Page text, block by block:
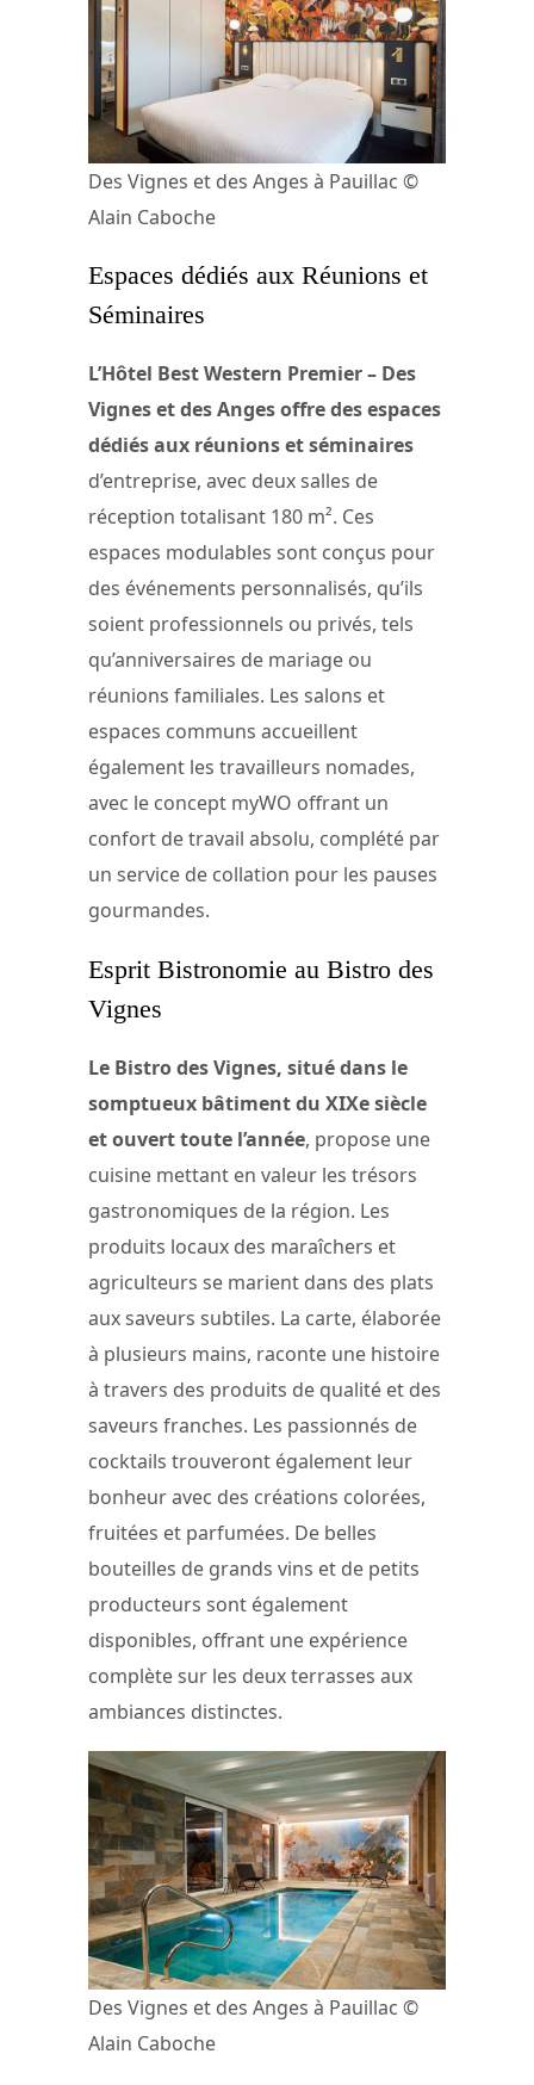
Des Vignes et des Anges à Pauillac ©
Alain Caboche
Espaces dédiés aux Réunions et
Séminaires
L’Hôtel Best Western Premier – Des
Vignes et des Anges offre des espaces
dédiés aux réunions et séminaires
d’entreprise, avec deux salles de
réception totalisant 180 m². Ces
espaces modulables sont conçus pour
des événements personnalisés, qu’ils
soient professionnels ou privés, tels
qu’anniversaires de mariage ou
réunions familiales. Les salons et
espaces communs accueillent
également les travailleurs nomades,
avec le concept myWO offrant un
confort de travail absolu, complété par
un service de collation pour les pauses
gourmandes.
Esprit Bistronomie au Bistro des
Vignes
Le Bistro des Vignes, situé dans le
somptueux bâtiment du XIXe siècle
et ouvert toute l’année, propose une
cuisine mettant en valeur les trésors
gastronomiques de la région. Les
produits locaux des maraîchers et
agriculteurs se marient dans des plats
aux saveurs subtiles. La carte, élaborée
à plusieurs mains, raconte une histoire
à travers des produits de qualité et des
saveurs franches. Les passionnés de
cocktails trouveront également leur
bonheur avec des créations colorées,
fruitées et parfumées. De belles
bouteilles de grands vins et de petits
producteurs sont également
disponibles, offrant une expérience
complète sur les deux terrasses aux
ambiances distinctes.
Des Vignes et des Anges à Pauillac ©
Alain Caboche